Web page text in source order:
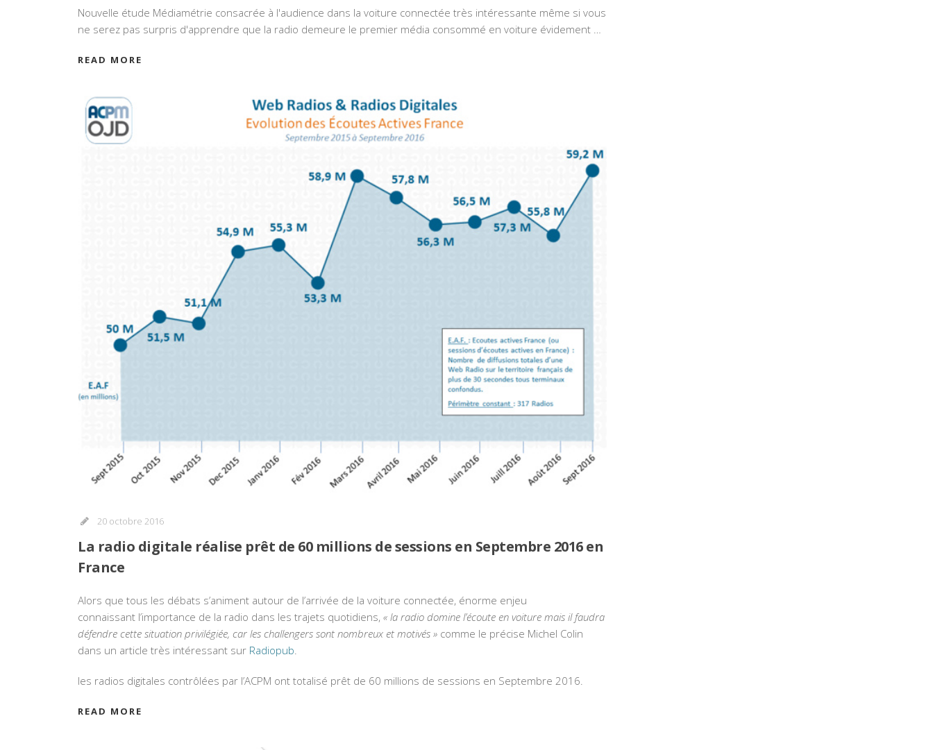
Nouvelle étude Médiamétrie consacrée à l'audience dans la voiture connectée très intéressante même si vous
ne serez pas surpris d'apprendre que la radio demeure le premier média consommé en voiture évidement …
READ MORE
20 octobre 2016
La radio digitale réalise prêt de 60 millions de sessions en Septembre 2016 en
France
Alors que tous les débats s’animent autour de l’arrivée de la voiture connectée, énorme enjeu
connaissant l’importance de la radio dans les trajets quotidiens, « la radio domine l’écoute en voiture mais il faudra
défendre cette situation privilégiée, car les challengers sont nombreux et motivés » comme le précise Michel Colin
dans un article très intéressant sur Radiopub
les radios digitales contrôlées par l’ACPM ont totalisé prêt de 60 millions de sessions en Septembre 2016.
READ MORE